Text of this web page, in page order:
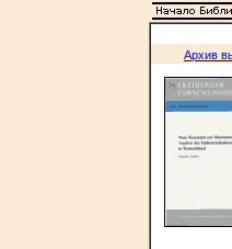
Архив